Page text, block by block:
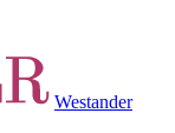
Westander